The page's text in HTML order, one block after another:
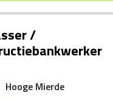
/
Hooge Mierde